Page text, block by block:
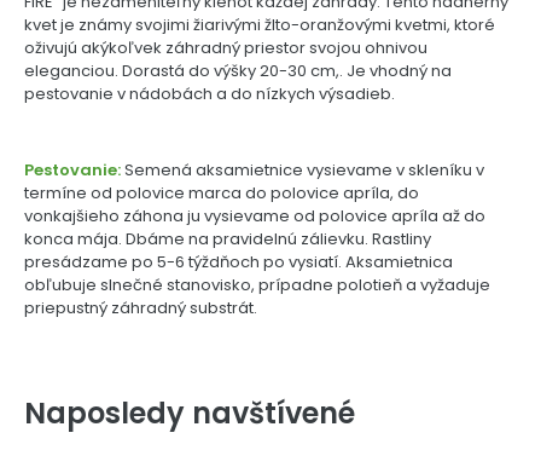
kvet je známy svojimi žiarivými žlto-oranžovými kvetmi, ktoré
oživujú akýkoľvek záhradný priestor svojou ohnivou
eleganciou. Dorastá do výšky 20-30 cm,. Je vhodný na
pestovanie v nádobách a do nízkych výsadieb.
Pestovanie:Semená aksamietnice vysievame v skleníku v
termíne od polovice marca do polovice apríla, do
vonkajšieho záhona ju vysievame od polovice apríla až do
konca mája. Dbáme na pravidelnú zálievku. Rastliny
presádzame po 5-6 týždňoch po vysiatí. Aksamietnica
obľubuje slnečné stanovisko, prípadne polotieň a vyžaduje
priepustný záhradný substrát.
Naposledy navštívené